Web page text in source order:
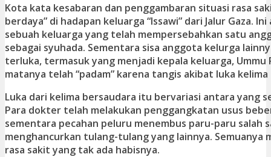
Kota kata kesabaran dan penggambaran situasi rasa
berdaya” di hadapan keluarga “Issawi” dari Jalur Gaza.
sebuah keluarga yang telah mempersebahkan satu
sebagai syuhada. Sementara sisa anggota kelurga
terluka, termasuk yang menjadi kepala keluarga, Ummu
matanya telah “padam” karena tangis akibat luka
Luka dari kelima bersaudara itu bervariasi antara yang
Para dokter telah melakukan penggangkatan usus
sementara pecahan peluru menembus paru-paru salah
menghancurkan tulang-tulang yang lainnya. Semuanya
rasa sakit yang tak ada habisnya.